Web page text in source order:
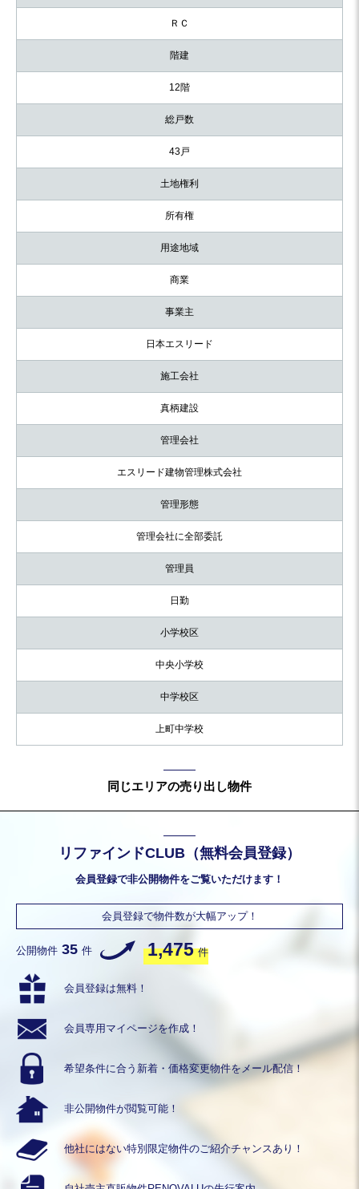
ＲＣ
階建
12階
総戸数
43戸
土地権利
所有権
用途地域
商業
事業主
日本エスリード
施工会社
真柄建設
管理会社
エスリード建物管理株式会社
管理形態
管理会社に全部委託
管理員
日勤
小学校区
中央小学校
中学校区
上町中学校
同じエリアの売り出し物件
リファインドCLUB（無料会員登録）
会員登録で非公開物件をご覧いただけます！
会員登録で物件数が大幅アップ！
公開物件 35 件 1,475 件
会員登録は無料！
会員専用マイページを作成！
希望条件に合う 新着・価格変更物件をメール配信！
非公開物件が閲覧可能！
他社にはない特別限定物件の ご紹介チャンスあり！